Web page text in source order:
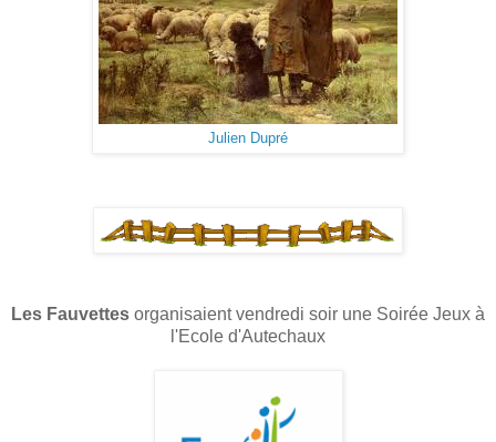
Julien Dupré
Les Fauvettes organisaient vendredi soir une Soirée Jeux à
l'Ecole d'Autechaux